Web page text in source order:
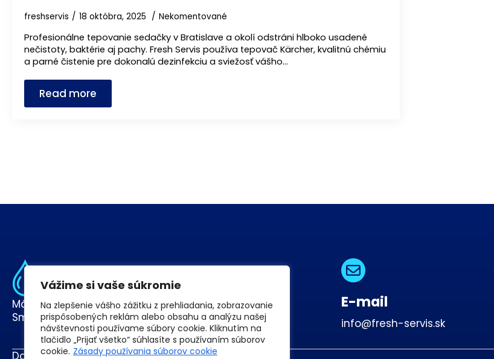
Vážime si vaše súkromie
Na zlepšenie vášho zážitku z prehliadania, zobrazovanie
prispôsobených reklám alebo obsahu a analýzu našej
návštevnosti používame súbory cookie. Kliknutím na
tlačidlo „Prijať všetko“ súhlasíte s používaním súborov
cookie. Zásady používania súborov cookie
freshservis 18 októbra, 2025 Nekomentované
Profesionálne tepovanie sedačky v Bratislave a okolí odstráni hlboko usadené
nečistoty, baktérie aj pachy. Fresh Servis používa tepovač Kärcher, kvalitnú chémiu
a parné čistenie pre dokonalú dezinfekciu a sviežosť vášho…
Read more
Máte otázky alebo si chcete objednať naše služby?
Sme tu pre Vás!
E-mail
info@fresh-servis.sk
DomovSlužbyO násBlogKontakt